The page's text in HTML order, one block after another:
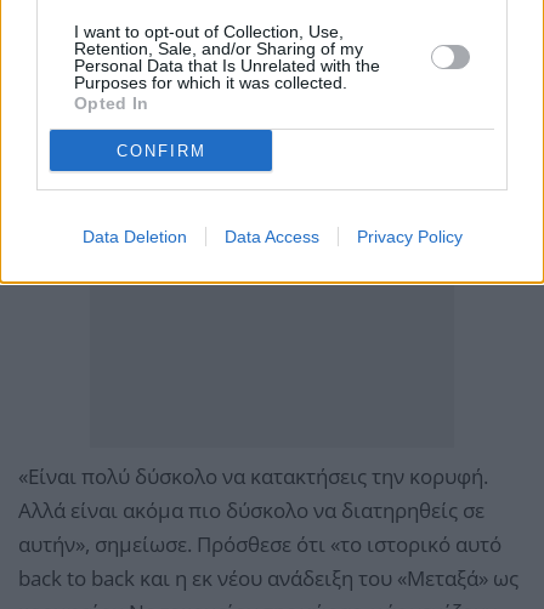
I want to opt-out of Collection, Use,
Retention, Sale, and/or Sharing of my
Personal Data that Is Unrelated with the
Purposes for which it was collected.
Opted In
CONFIRM
Data Deletion Data Access Privacy Policy
«Είναι πολύ δύσκολο να κατακτήσεις την κορυφή.
Αλλά είναι ακόμα πιο δύσκολο να διατηρηθείς σε
αυτήν», σημείωσε. Πρόσθεσε ότι «το ιστορικό αυτό
back to back και η εκ νέου ανάδειξη του «Μεταξά» ως